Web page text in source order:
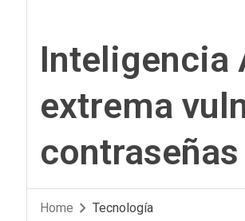
Inteligencia
extrema
contraseñas
Home Tecnología